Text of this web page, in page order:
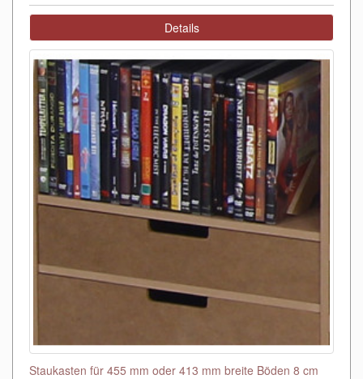
Details
Staukasten für 455 mm oder 413 mm breite Böden 8 cm